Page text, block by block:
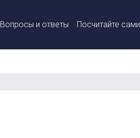
Вопросы и ответы Посчитайте сами